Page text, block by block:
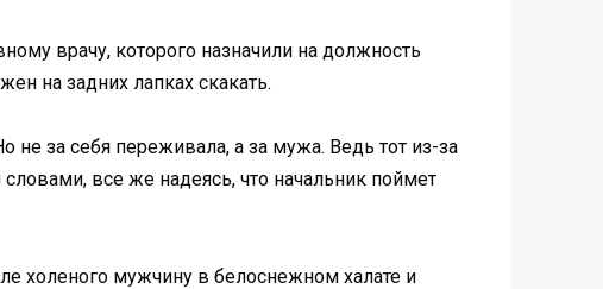
врачу, которого назначили на должность
на задних лапках скакать.
не за себя переживала, а за мужа. Ведь тот из-за
словами, все же надеясь, что начальник поймет
холеного мужчину в белоснежном халате и